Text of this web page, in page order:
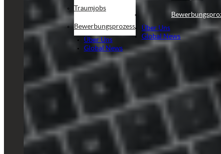
Traumjobs
Bewerbungsprozess
Über Uns
Global News
Über Uns
Global News